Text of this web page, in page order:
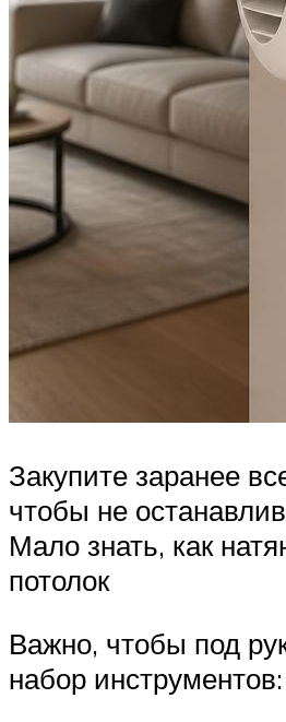
Закупите заранее
чтобы не
Мало знать, как
потолок
Важно, чтобы под
набор инструментов: